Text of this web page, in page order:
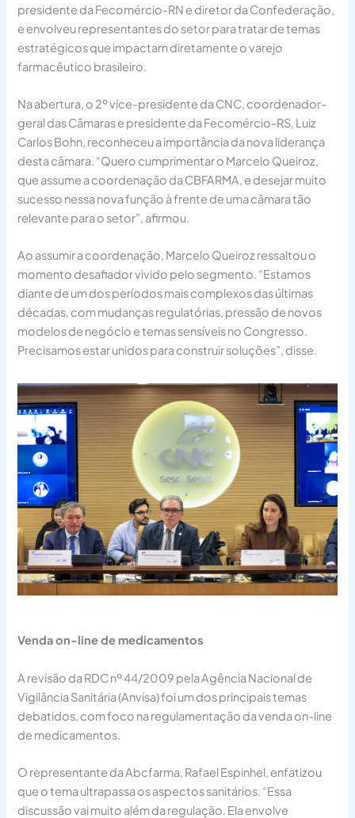
presidente da Fecomércio-RN e diretor da Confederação,
e envolveu representantes do setor para tratar de temas
estratégicos que impactam diretamente o varejo
farmacêutico brasileiro.
Na abertura, o 2º vice-presidente da CNC, coordenador-
geral das Câmaras e presidente da Fecomércio-RS, Luiz
Carlos Bohn, reconheceu a importância da nova liderança
desta câmara. “Quero cumprimentar o Marcelo Queiroz,
que assume a coordenação da CBFARMA, e desejar muito
sucesso nessa nova função à frente de uma câmara tão
relevante para o setor”, afirmou.
Ao assumir a coordenação, Marcelo Queiroz ressaltou o
momento desafiador vivido pelo segmento. “Estamos
diante de um dos períodos mais complexos das últimas
décadas, com mudanças regulatórias, pressão de novos
modelos de negócio e temas sensíveis no Congresso.
Precisamos estar unidos para construir soluções”, disse.
Venda on-line de medicamentos
A revisão da RDC nº 44/2009 pela Agência Nacional de
Vigilância Sanitária (Anvisa) foi um dos principais temas
debatidos, com foco na regulamentação da venda on-line
de medicamentos.
O representante da Abcfarma, Rafael Espinhel, enfatizou
que o tema ultrapassa os aspectos sanitários. “Essa
discussão vai muito além da regulação. Ela envolve